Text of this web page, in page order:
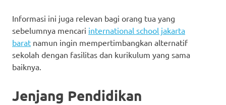
Informasi ini juga relevan bagi orang tua yang
sebelumnya mencari international school jakarta
barat namun ingin mempertimbangkan alternatif
sekolah dengan fasilitas dan kurikulum yang sama
baiknya.
Jenjang Pendidikan